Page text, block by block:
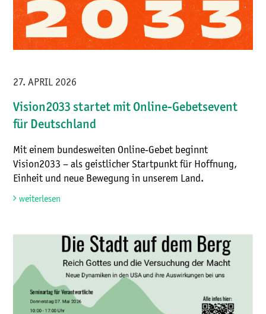
27. APRIL 2026
Vision2033 startet mit Online-Gebetsevent
für Deutschland
Mit einem bundesweiten Online‑Gebet beginnt
Vision2033 – als geistlicher Startpunkt für Hoffnung,
Einheit und neue Bewegung in unserem Land.
weiterlesen